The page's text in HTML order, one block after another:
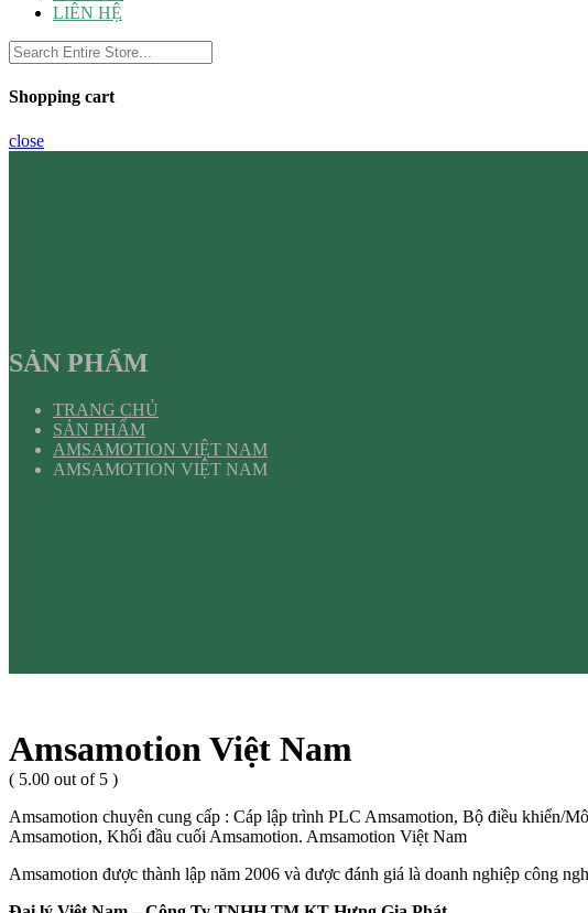
LIÊN HỆ
Shopping cart
close
SẢN PHẨM
TRANG CHỦ
SẢN PHẨM
AMSAMOTION VIỆT NAM
AMSAMOTION VIỆT NAM
Amsamotion Việt Nam
( 5.00 out of 5 )
Amsamotion chuyên cung cấp : Cáp lập trình PLC Amsamotion, Bộ điều khiển/
Amsamotion, Khối đầu cuối Amsamotion. Amsamotion Việt Nam
Amsamotion được thành lập năm 2006 và được đánh giá là doanh nghiệp công